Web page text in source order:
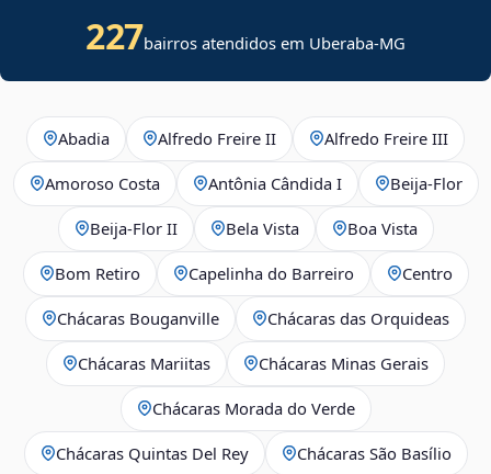
227bairros atendidos em Uberaba-MG
Abadia Alfredo Freire II Alfredo Freire III
Amoroso Costa Antônia Cândida I Beija‑Flor
Beija‑Flor II Bela Vista Boa Vista
Bom Retiro Capelinha do Barreiro Centro
Chácaras Bouganville Chácaras das Orquideas
Chácaras Mariitas Chácaras Minas Gerais
Chácaras Morada do Verde
Chácaras Quintas Del Rey Chácaras São Basílio